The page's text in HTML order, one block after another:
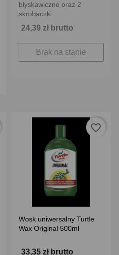
błyskawiczne oraz 2
skrobaczki
24,39 zł brutto
Brak na stanie
Wosk uniwersalny Turtle
Wax Original 500ml
33,35 zł brutto
favorite_border